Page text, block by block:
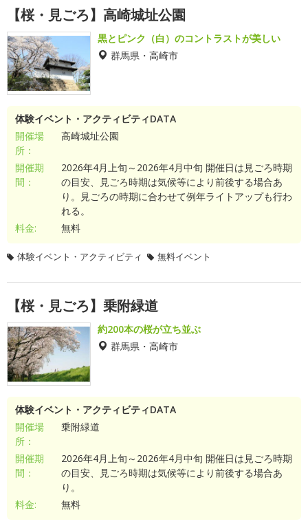
【桜・見ごろ】高崎城址公園
黒とピンク（白）のコントラストが美しい
群馬県・高崎市
体験イベント・アクティビティDATA
開催場
所：
高崎城址公園
開催期
間：
2026年4月上旬～2026年4月中旬 開催日は見ごろ時期
の目安、見ごろ時期は気候等により前後する場合あ
り。見ごろの時期に合わせて例年ライトアップも行わ
れる。
料金:
無料
体験イベント・アクティビティ 無料イベント
【桜・見ごろ】乗附緑道
約200本の桜が立ち並ぶ
群馬県・高崎市
体験イベント・アクティビティDATA
開催場
所：
乗附緑道
開催期
間：
2026年4月上旬～2026年4月中旬 開催日は見ごろ時期
の目安、見ごろ時期は気候等により前後する場合あ
り。
料金:
無料